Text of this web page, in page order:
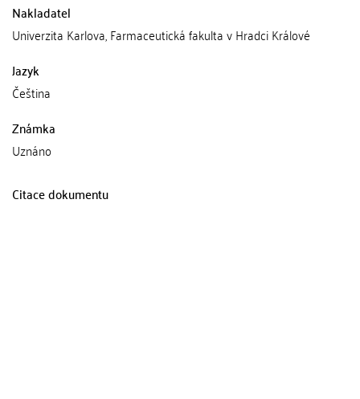
Nakladatel
Univerzita Karlova, Farmaceutická fakulta v Hradci Králové
Jazyk
Čeština
Známka
Uznáno
Citace dokumentu